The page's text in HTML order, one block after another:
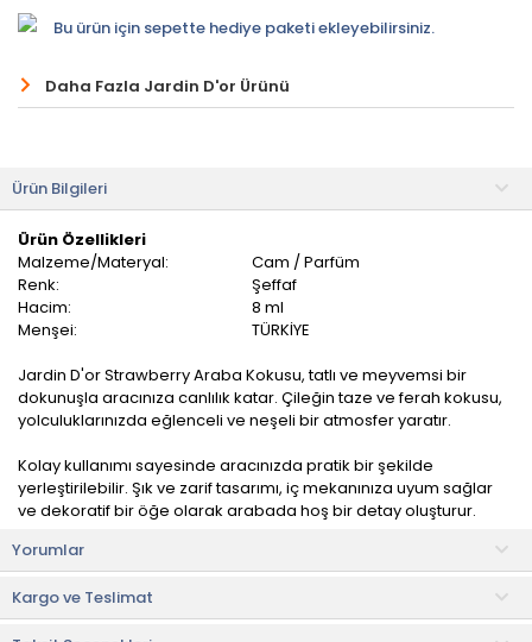
Bu ürün için sepette hediye paketi ekleyebilirsiniz.
Daha Fazla Jardin D'or Ürünü
Ürün Bilgileri
Ürün Özellikleri
Malzeme/Materyal:
Cam / Parfüm
Renk:
Şeffaf
Hacim:
8 ml
Menşei:
TÜRKİYE
Jardin D'or Strawberry Araba Kokusu, tatlı ve meyvemsi bir
dokunuşla aracınıza canlılık katar. Çileğin taze ve ferah kokusu,
yolculuklarınızda eğlenceli ve neşeli bir atmosfer yaratır.
Kolay kullanımı sayesinde aracınızda pratik bir şekilde
yerleştirilebilir. Şık ve zarif tasarımı, iç mekanınıza uyum sağlar
ve dekoratif bir öğe olarak arabada hoş bir detay oluşturur.
Doğal özler ve esansiyel yağlar kullanılarak üretilir. Aracınızda
her zaman taze ve ferah bir ortam sağlar.
Uyarılar
Yorumlar
Kargo ve Teslimat